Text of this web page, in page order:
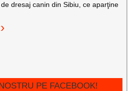
dresaj canin din Sibiu, ce aparţine
PE FACEBOOK!